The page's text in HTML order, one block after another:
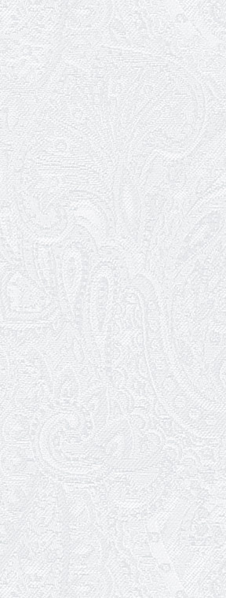
25.03.2026
Нам — 79!
17.03.2026
Зелене світло твого
11.03.2026
Результати конкурсу
10.03.2026
Ювілей Тетяни Хамітової
03.03.2026
Ювілей Сергія Богаченка
02.03.2026
Результати конкурсу
27.02.2026
Ювілей Олександра
19.02.2026
Про гастрольний захід
Las Vegas Show
11.02.2026
Конкурс на заміщення
«завідувач художньо-
частини»
09.02.2026
Пішов з життя Ігор
06.02.2026
Пішов з життя Андрій